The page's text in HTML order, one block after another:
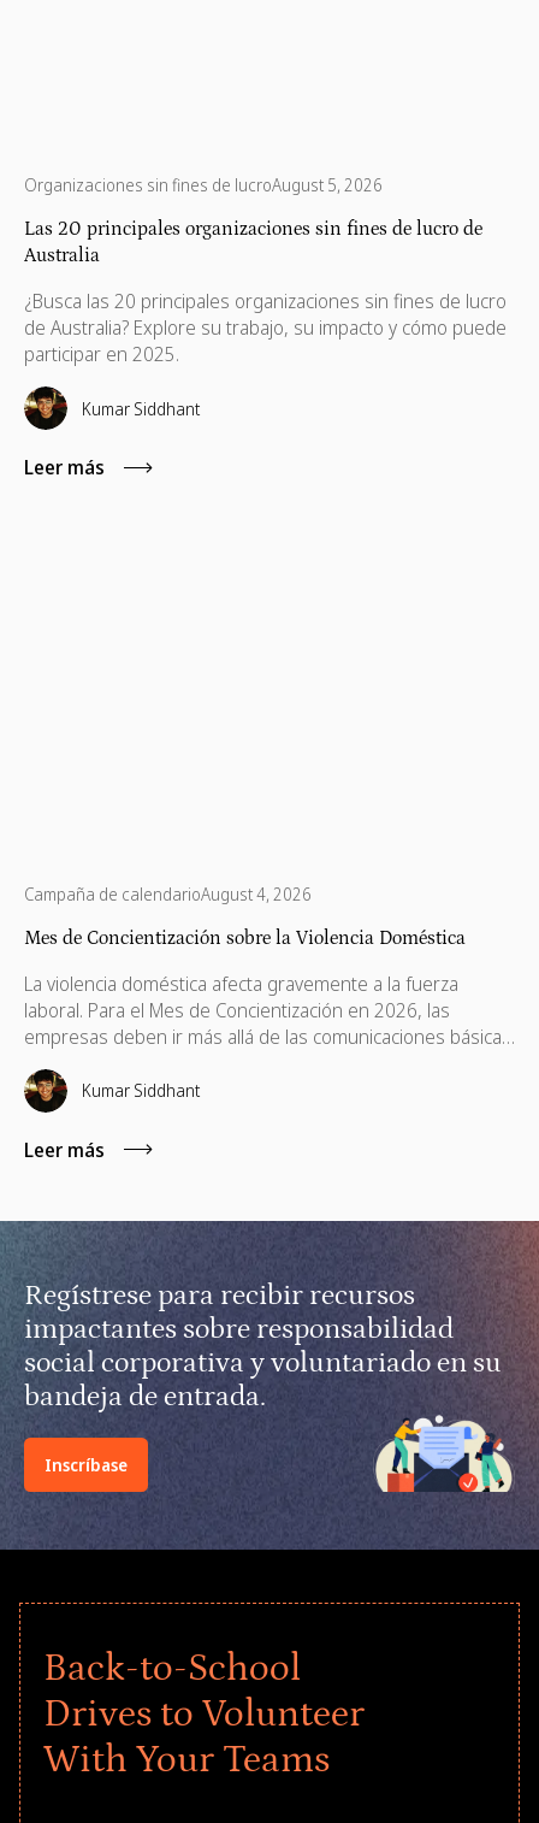
Organizaciones sin fines de lucroAugust 5, 2026
Las 20 principales organizaciones sin fines de lucro de
Australia
¿Busca las 20 principales organizaciones sin fines de lucro
de Australia? Explore su trabajo, su impacto y cómo puede
participar en 2025.
Kumar Siddhant
Leer más
Campaña de calendarioAugust 4, 2026
Mes de Concientización sobre la Violencia Doméstica
La violencia doméstica afecta gravemente a la fuerza
laboral. Para el Mes de Concientización en 2026, las
empresas deben ir más allá de las comunicaciones básicas
e implementar políticas de apoyo, ayudas financieras,
capacitación remota para gerentes y voluntariado basado
en habilidades.
Kumar Siddhant
Leer más
Regístrese para recibir recursos
impactantes sobre responsabilidad
social corporativa y voluntariado en su
bandeja de entrada.
Inscríbase
Back-to-School
Drives to Volunteer
With Your Teams